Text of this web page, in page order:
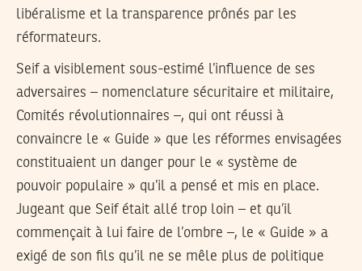
libéralisme et la transparence prônés par les
réformateurs.
Seif a visiblement sous-estimé l’influence de ses
adversaires – nomenclature sécuritaire et militaire,
Comités révolutionnaires –, qui ont réussi à
convaincre le « Guide » que les réformes envisagées
constituaient un danger pour le « système de
pouvoir populaire » qu’il a pensé et mis en place.
Jugeant que Seif était allé trop loin – et qu’il
commençait à lui faire de l’ombre –, le « Guide » a
exigé de son fils qu’il ne se mêle plus de politique